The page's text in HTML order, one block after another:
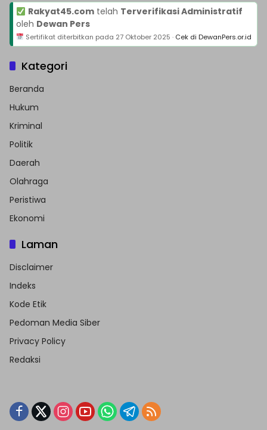
Rakyat45.comtelah Terverifikasi Administratif
oleh Dewan Pers
Sertifikat diterbitkan pada 27 Oktober 2025 · Cek di DewanPers.or.id
Kategori
Beranda
Hukum
Kriminal
Politik
Daerah
Olahraga
Peristiwa
Ekonomi
Laman
Disclaimer
Indeks
Kode Etik
Pedoman Media Siber
Privacy Policy
Redaksi